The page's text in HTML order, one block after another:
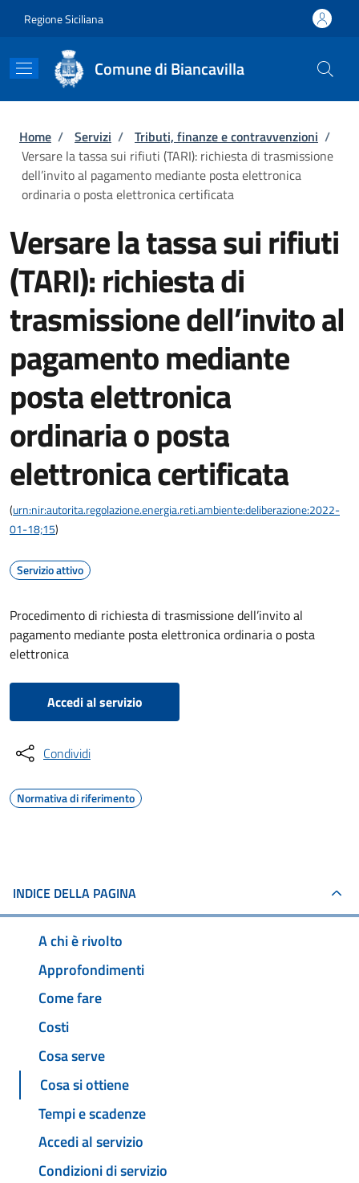
Regione Siciliana
Comune di Biancavilla
Briciole di pane
Home / Servizi / Tributi, finanze e contravvenzioni /
Versare la tassa sui rifiuti (TARI): richiesta di trasmissione
dell’invito al pagamento mediante posta elettronica
ordinaria o posta elettronica certificata
Versare la tassa sui rifiuti
(TARI): richiesta di
trasmissione dell’invito al
pagamento mediante
posta elettronica
ordinaria o posta
elettronica certificata
(urn:nir:autorita.regolazione.energia.reti.ambiente:deliberazione:2022-
01-18;15)
Servizio attivo
Procedimento di richiesta di trasmissione dell’invito al
pagamento mediante posta elettronica ordinaria o posta
elettronica
Accedi al servizio
Condividi
Normativa di riferimento
INDICE DELLA PAGINA
A chi è rivolto
Approfondimenti
Come fare
Costi
Cosa serve
Cosa si ottiene
Tempi e scadenze
Accedi al servizio
Condizioni di servizio